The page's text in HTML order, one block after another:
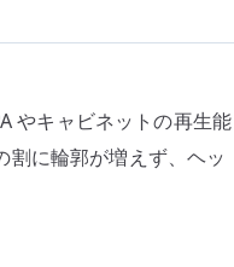
やキャビネットの再生能
割に輪郭が増えず、ヘッ